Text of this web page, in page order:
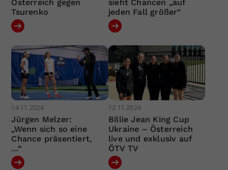
Österreich gegen
Tsurenko
sieht Chancen „auf
jeden Fall größer“
14.11.2024
Jürgen Melzer:
„Wenn sich so eine
Chance präsentiert,
…“
12.11.2024
Billie Jean King Cup
Ukraine – Österreich
live und exklusiv auf
ÖTV TV